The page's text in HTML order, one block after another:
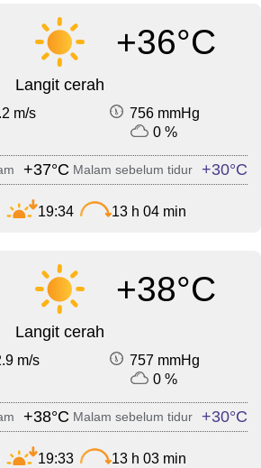
+36°C
Langit cerah
m/s
756 mmHg
0 %
+37°C Malam sebelum tidur +30°C
19:34 13 h 04 min
+38°C
Langit cerah
m/s
757 mmHg
0 %
+38°C Malam sebelum tidur +30°C
19:33 13 h 03 min